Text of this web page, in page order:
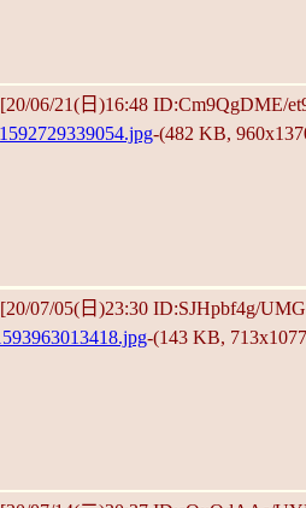
[20/06/21(日)16:48 ID:Cm9QgDME/
1592729339054.jpg-(482 KB,
[20/07/05(日)23:30 ID:SJHpbf4g/
-(143 KB,